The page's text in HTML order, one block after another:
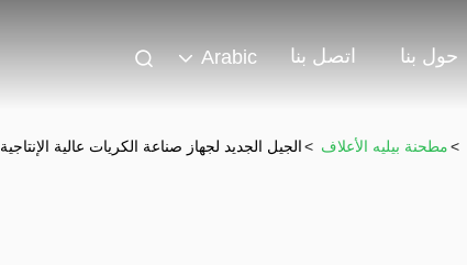
حول بنا اتصل بنا Arabic
>مطحنة بيليه الأعلاف >الجيل الجديد لجهاز صناعة الكريات عالية الإنتاجية